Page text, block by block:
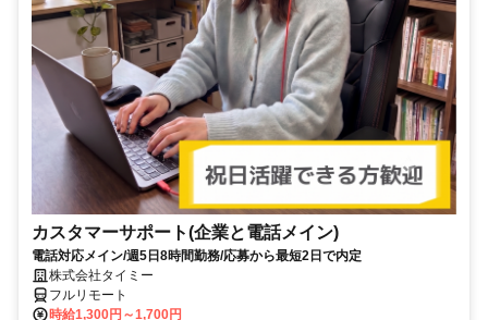
カスタマーサポート(企業と電話メイン)
電話対応メイン/週5日8時間勤務/応募から最短2日で内定
株式会社タイミー
フルリモート
時給1,300円～1,700円